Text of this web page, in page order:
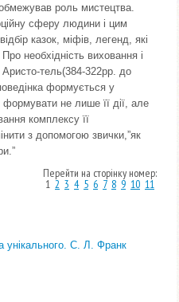
роль мистецтва.
сферу людини і цим
казок, міфів, легенд, які
необхідність виховання і
Аристо-тель(384-322рр. до
формується у
не лише її дії, але
комплексу її
з допомогою звички,”як
Перейти на сторінку номер:
1 2 3 4 5 6 7 8 9 10 11
унікального. С. Л. Франк